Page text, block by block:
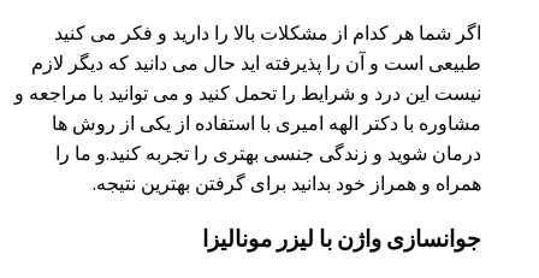
اگر شما هر کدام از مشکلات بالا را دارید و فکر می کنید
طبیعی است و آن را پذیرفته اید حال می دانید که دیگر لازم
نیست این درد و شرایط را تحمل کنید و می توانید با مراجعه و
مشاوره با دکتر الهه امیری با استفاده از یکی از روش ها
درمان شوید و زندگی جنسی بهتری را تجربه کنید.و ما را
همراه و همراز خود بدانید برای گرفتن بهترین نتیجه.
جوانسازی واژن با لیزر مونالیزا